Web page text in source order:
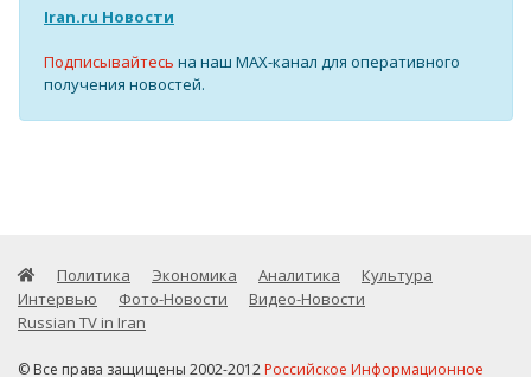
Iran.ru Новости
Подписывайтесь на наш MAX-канал для оперативного
получения новостей.
Политика Экономика Аналитика
Культура
Интервью
Фото-Новости
Видео-Новости
Russian TV in Iran
© Все права защищены 2002-2012 Российское Информационное